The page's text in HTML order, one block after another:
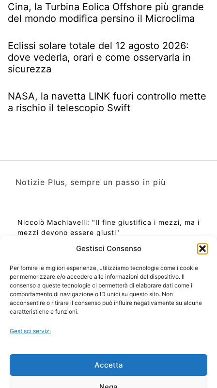
Gestisci Consenso
Per fornire le migliori esperienze, utilizziamo tecnologie come i cookie
per memorizzare e/o accedere alle informazioni del dispositivo. Il
consenso a queste tecnologie ci permetterà di elaborare dati come il
comportamento di navigazione o ID unici su questo sito. Non
acconsentire o ritirare il consenso può influire negativamente su alcune
caratteristiche e funzioni.
Gestisci servizi
Accetta
Cina, la Turbina Eolica Offshore più grande
del mondo modifica persino il Microclima
Eclissi solare totale del 12 agosto 2026:
dove vederla, orari e come osservarla in
sicurezza
NASA, la navetta LINK fuori controllo mette
a rischio il telescopio Swift
Notizie Plus, sempre un passo in più
Niccolò Machiavelli: "Il fine giustifica i mezzi, ma i
mezzi devono essere giusti"
Ora Esatta in Italia in questo momento
Ti Senti Strano Ultimamente? Potrebbe Essere per
la Risonanza di Schumann
Come Sapere Se Stai Ascendendo alla Quinta
Copyright 2026 NotiziePlus.com